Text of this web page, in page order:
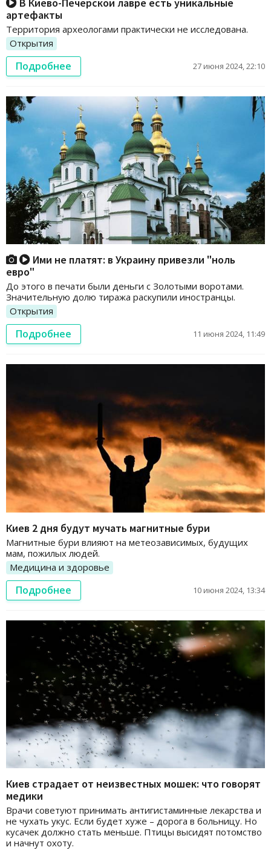
В Киево-Печерской лавре есть уникальные
артефакты
Территория археологами практически не исследована.
Открытия
Подробнее 27 июня 2024, 22:10
Ими не платят: в Украину привезли "ноль
евро"
До этого в печати были деньги с Золотыми воротами.
Значительную долю тиража раскупили иностранцы.
Открытия
Подробнее 11 июня 2024, 11:49
Киев 2 дня будут мучать магнитные бури
Магнитные бури влияют на метеозависимых, будущих
мам, пожилых людей.
Медицина и здоровье
Подробнее 10 июня 2024, 13:34
Киев страдает от неизвестных мошек: что говорят
медики
Врачи советуют принимать антигистаминные лекарства и
не чухать укус. Если будет хуже – дорога в больницу. Но
кусачек должно стать меньше. Птицы высидят потомство
и начнут охоту.